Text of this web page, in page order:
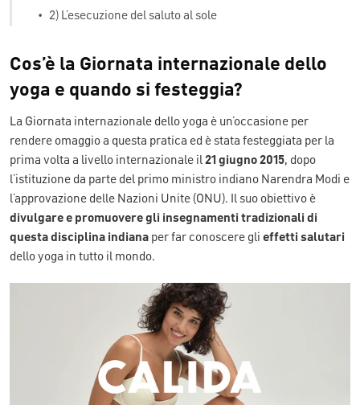
• 2) L’esecuzione del saluto al sole
Cos’è la Giornata internazionale dello
yoga e quando si festeggia?
La Giornata internazionale dello yoga è un’occasione per
rendere omaggio a questa pratica ed è stata festeggiata per la
prima volta a livello internazionale il21 giugno 2015, dopo
l’istituzione da parte del primo ministro indiano Narendra Modi e
l’approvazione delle Nazioni Unite (ONU). Il suo obiettivo è
divulgare e promuovere gli insegnamenti tradizionali di
questa disciplina indiana per far conoscere gli effetti salutari
dello yoga in tutto il mondo.